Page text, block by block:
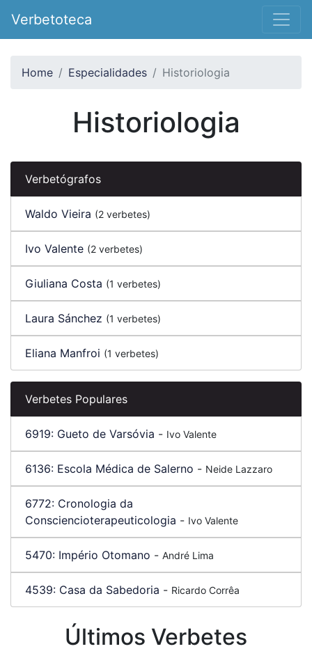
Verbetoteca
Home Especialidades Historiologia
Historiologia
Verbetógrafos
Waldo Vieira (2 verbetes)
Ivo Valente (2 verbetes)
Giuliana Costa (1 verbetes)
Laura Sánchez (1 verbetes)
Eliana Manfroi (1 verbetes)
Verbetes Populares
6919: Gueto de Varsóvia - Ivo Valente
6136: Escola Médica de Salerno - Neide Lazzaro
6772: Cronologia da
Consciencioterapeuticologia - Ivo Valente
5470: Império Otomano - André Lima
4539: Casa da Sabedoria - Ricardo Corrêa
Últimos Verbetes